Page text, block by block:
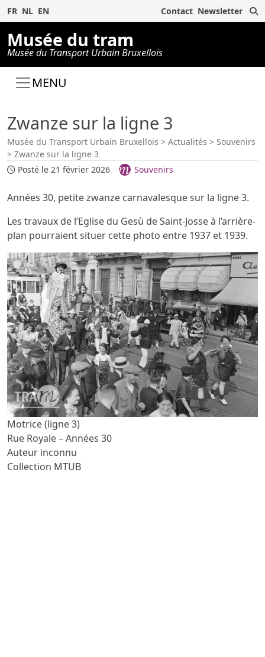
FR NL EN Contact Newsletter
Musée du tram
Musée du Transport Urbain Bruxellois
MENU
Zwanze sur la ligne 3
Musée du Transport Urbain Bruxellois > Actualités > Souvenirs
> Zwanze sur la ligne 3
Posté le 21 février 2026
Souvenirs
Années 30, petite zwanze carnavalesque sur la ligne 3.
Les travaux de l’Eglise du Gesù de Saint-Josse à l’arrière-
plan pourraient situer cette photo entre 1937 et 1939.
Motrice (ligne 3)
Rue Royale – Années 30
Auteur inconnu
Collection MTUB